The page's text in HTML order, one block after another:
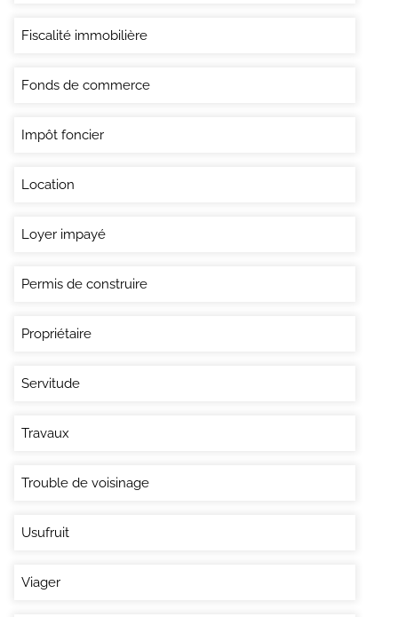
Fiscalité immobilière
Fonds de commerce
Impôt foncier
Location
Loyer impayé
Permis de construire
Propriétaire
Servitude
Travaux
Trouble de voisinage
Usufruit
Viager